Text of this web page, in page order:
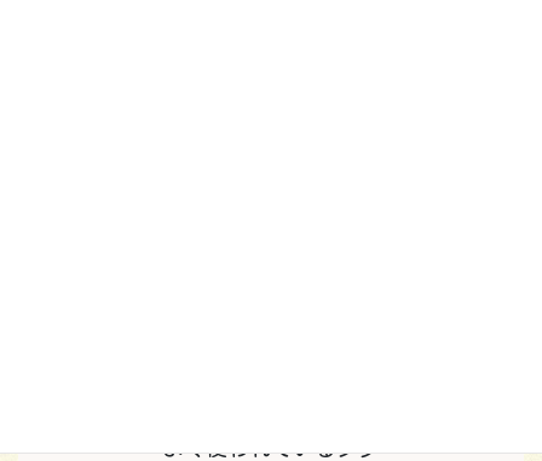
よく使われているタグ